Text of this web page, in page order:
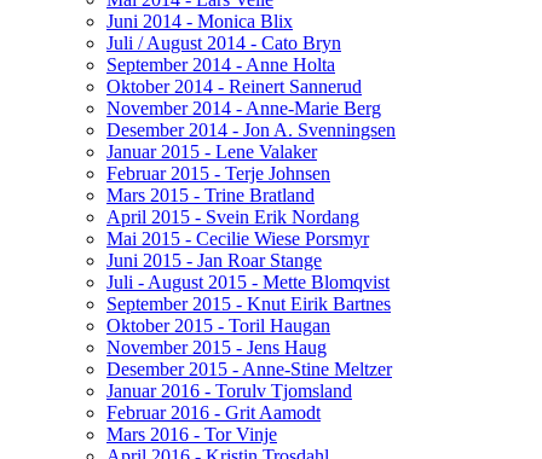
Juni 2014 - Monica Blix
Juli / August 2014 - Cato Bryn
September 2014 - Anne Holta
Oktober 2014 - Reinert Sannerud
November 2014 - Anne-Marie Berg
Desember 2014 - Jon A. Svenningsen
Januar 2015 - Lene Valaker
Februar 2015 - Terje Johnsen
Mars 2015 - Trine Bratland
April 2015 - Svein Erik Nordang
Mai 2015 - Cecilie Wiese Porsmyr
Juni 2015 - Jan Roar Stange
Juli - August 2015 - Mette Blomqvist
September 2015 - Knut Eirik Bartnes
Oktober 2015 - Toril Haugan
November 2015 - Jens Haug
Desember 2015 - Anne-Stine Meltzer
Januar 2016 - Torulv Tjomsland
Februar 2016 - Grit Aamodt
Mars 2016 - Tor Vinje